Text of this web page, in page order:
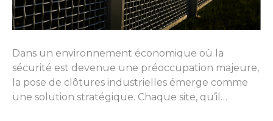
Dans un environnement économique où la
sécurité est devenue une préoccupation majeure,
la pose de clôtures industrielles émerge comme
une solution stratégique. Chaque site, qu’il…